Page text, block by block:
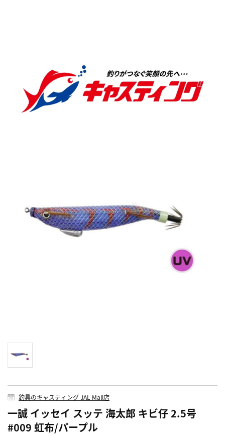
釣具のキャスティング JAL Mall店
一誠 イッセイ スッテ 海太郎 キビ仔 2.5号
#009 虹布/パープル